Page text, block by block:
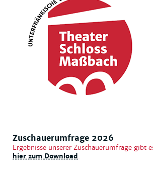
Zuschauerumfrage 2026
Ergebnisse unserer Zuschauerumfrage gibt
hier zum Download .